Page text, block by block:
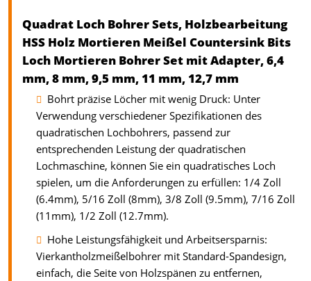
Quadrat Loch Bohrer Sets, Holzbearbeitung
HSS Holz Mortieren Meißel Countersink Bits
Loch Mortieren Bohrer Set mit Adapter, 6,4
mm, 8 mm, 9,5 mm, 11 mm, 12,7 mm
Bohrt präzise Löcher mit wenig Druck: Unter
Verwendung verschiedener Spezifikationen des
quadratischen Lochbohrers, passend zur
entsprechenden Leistung der quadratischen
Lochmaschine, können Sie ein quadratisches Loch
spielen, um die Anforderungen zu erfüllen: 1/4 Zoll
(6.4mm), 5/16 Zoll (8mm), 3/8 Zoll (9.5mm), 7/16 Zoll
(11mm), 1/2 Zoll (12.7mm).
Hohe Leistungsfähigkeit und Arbeitsersparnis:
Vierkantholzmeißelbohrer mit Standard-Spandesign,
einfach, die Seite von Holzspänen zu entfernen,